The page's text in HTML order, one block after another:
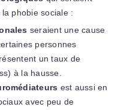
phobie sociale :
seraient une cause
personnes
un taux de
à la hausse.
est aussi en
avec peu de